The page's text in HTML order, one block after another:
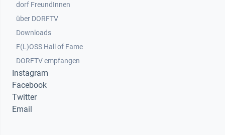
dorf FreundInnen
Footer 3
über DORFTV
Downloads
F(L)OSS Hall of Fame
Footer 4
DORFTV empfangen
Instagram
Facebook
Twitter
Email